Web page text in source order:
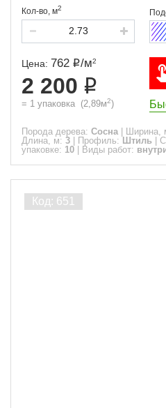
Кол-во, м2
Цена: 762 /м2
2 200
= 1 упаковка (2,89м2)
Порода дерева: Сосна Ширина,
Длина, м: 3 Профиль: Штиль
упаковке: 10 Виды работ: